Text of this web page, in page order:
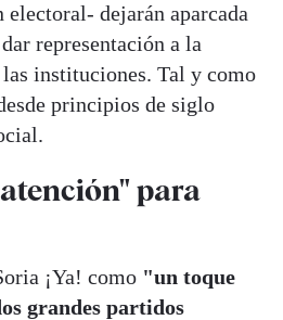
dejarán aparcada
representación a la
instituciones. Tal y como
principios de siglo
para
¡Ya! como "un toque
grandes partidos